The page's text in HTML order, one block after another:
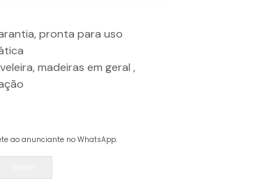
pronta para uso
madeiras em geral ,
ao anunciante no WhatsApp.